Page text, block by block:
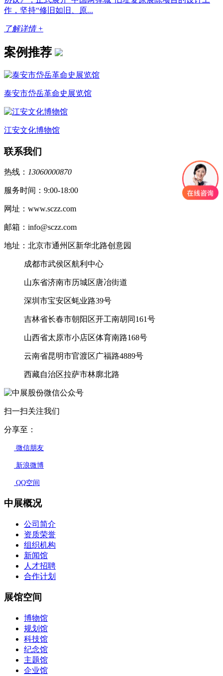
作，坚持“修旧如旧、原...
了解详情 +
案例推荐
泰安市岱岳革命史展览馆
江安文化博物馆
联系我们
热线： 13060000870
服务时间：9:00-18:00
网址：www.sczz.com
邮箱：info@sczz.com
地址：北京市通州区新华北路创意园
成都市武侯区航利中心
山东省济南市历城区唐冶街道
深圳市宝安区蚝业路39号
吉林省长春市朝阳区开工南胡同161号
山西省太原市小店区体育南路168号
云南省昆明市官渡区广福路4889号
西藏自治区拉萨市林廓北路
扫一扫关注我们
分享至：
微信朋友
新浪微博
QQ空间
中展概况
公司简介
资质荣誉
组织机构
新闻馆
人才招聘
合作计划
展馆空间
博物馆
规划馆
科技馆
纪念馆
主题馆
企业馆